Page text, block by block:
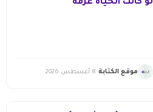
لو كانتْ الحياةُ غرفةً
موقع الكتابة 8 أغسطس 2026